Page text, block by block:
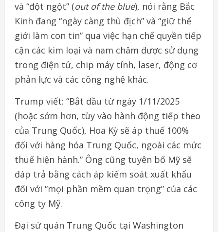
và “đột ngột” (out of the blue), nói rằng Bắc
Kinh đang “ngày càng thù địch” và “giữ thế
giới làm con tin” qua việc hạn chế quyền tiếp
cận các kim loại và nam châm được sử dụng
trong điện tử, chip máy tính, laser, động cơ
phản lực và các công nghệ khác.
Trump viết: “Bắt đầu từ ngày 1/11/2025
(hoặc sớm hơn, tùy vào hành động tiếp theo
của Trung Quốc), Hoa Kỳ sẽ áp thuế 100%
đối với hàng hóa Trung Quốc, ngoài các mức
thuế hiện hành.” Ông cũng tuyên bố Mỹ sẽ
đáp trả bằng cách áp kiểm soát xuất khẩu
đối với “mọi phần mềm quan trọng” của các
công ty Mỹ.
Đại sứ quán Trung Quốc tại Washington